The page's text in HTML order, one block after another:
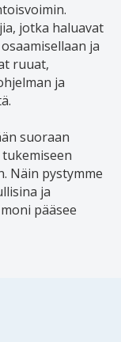
jotka haluavat
ja
ruuat,
ja
suoraan
Näin pystymme
ja
pääsee